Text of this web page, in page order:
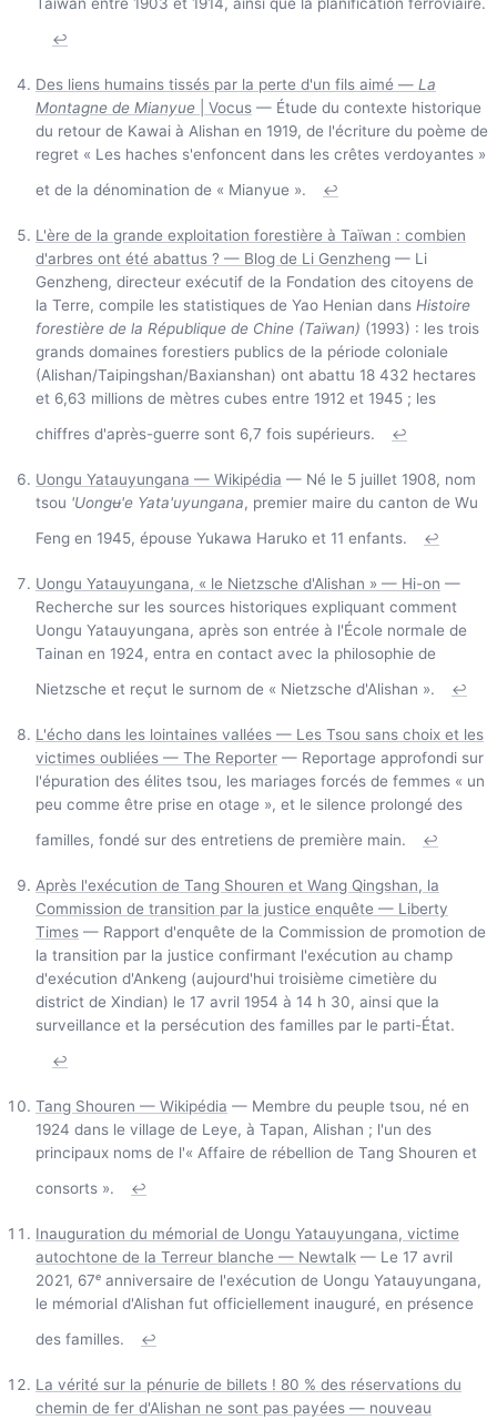
↩
Des liens humains tissés par la perte d'un fils aimé — La
Montagne de Mianyue | Vocus — Étude du contexte historique
du retour de Kawai à Alishan en 1919, de l'écriture du poème de
regret « Les haches s'enfoncent dans les crêtes verdoyantes »
et de la dénomination de « Mianyue ».
↩
L'ère de la grande exploitation forestière à Taïwan : combien
d'arbres ont été abattus ? — Blog de Li Genzheng — Li
Genzheng, directeur exécutif de la Fondation des citoyens de
la Terre, compile les statistiques de Yao Henian dans Histoire
forestière de la République de Chine (Taïwan) (1993) : les trois
grands domaines forestiers publics de la période coloniale
(Alishan/Taipingshan/Baxianshan) ont abattu 18 432 hectares
et 6,63 millions de mètres cubes entre 1912 et 1945 ; les
chiffres d'après-guerre sont 6,7 fois supérieurs.
↩
Uongu Yatauyungana — Wikipédia — Né le 5 juillet 1908, nom
tsou 'Uongʉ'e Yata'uyungana, premier maire du canton de Wu
Feng en 1945, épouse Yukawa Haruko et 11 enfants.
↩
Uongu Yatauyungana, « le Nietzsche d'Alishan » — Hi-on —
Recherche sur les sources historiques expliquant comment
Uongu Yatauyungana, après son entrée à l'École normale de
Tainan en 1924, entra en contact avec la philosophie de
Nietzsche et reçut le surnom de « Nietzsche d'Alishan ».
↩
L'écho dans les lointaines vallées — Les Tsou sans choix et les
victimes oubliées — The Reporter — Reportage approfondi sur
l'épuration des élites tsou, les mariages forcés de femmes « un
peu comme être prise en otage », et le silence prolongé des
familles, fondé sur des entretiens de première main.
↩
Après l'exécution de Tang Shouren et Wang Qingshan, la
Commission de transition par la justice enquête — Liberty
Times — Rapport d'enquête de la Commission de promotion de
la transition par la justice confirmant l'exécution au champ
d'exécution d'Ankeng (aujourd'hui troisième cimetière du
district de Xindian) le 17 avril 1954 à 14 h 30, ainsi que la
surveillance et la persécution des familles par le parti-État.
↩
Tang Shouren — Wikipédia — Membre du peuple tsou, né en
1924 dans le village de Leye, à Tapan, Alishan ; l'un des
principaux noms de l'« Affaire de rébellion de Tang Shouren et
consorts ».
↩
Inauguration du mémorial de Uongu Yatauyungana, victime
autochtone de la Terreur blanche — Newtalk — Le 17 avril
2021, 67ᵉ anniversaire de l'exécution de Uongu Yatauyungana,
le mémorial d'Alishan fut officiellement inauguré, en présence
des familles.
↩
La vérité sur la pénurie de billets ! 80 % des réservations du
chemin de fer d'Alishan ne sont pas payées — nouveau